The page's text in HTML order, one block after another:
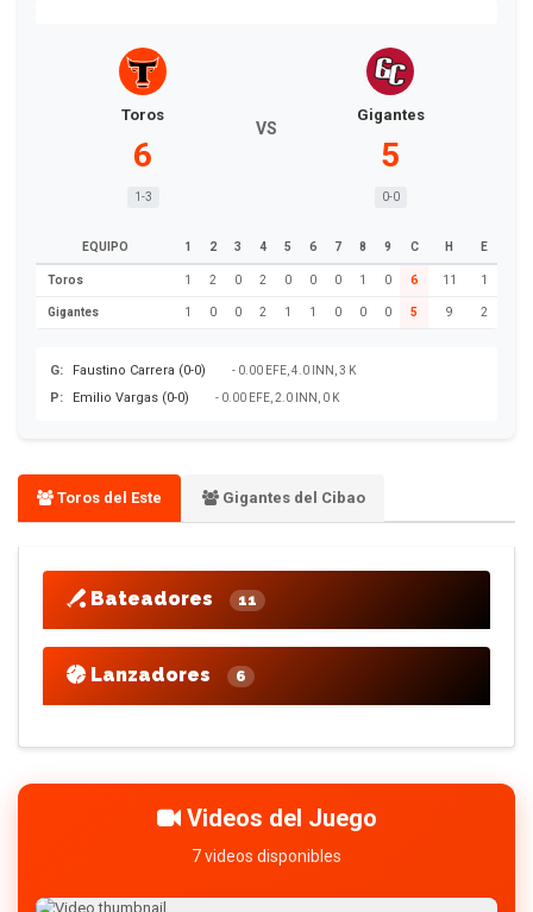
Toros
6
1-3
VS
Gigantes
5
0-0
EQUIPO 1 2 3 4 5 6 7 8 9 C H E
Toros 1 2 0 2 0 0 0 1 0 6 11 1
Gigantes 1 0 0 2 1 1 0 0 0 5 9 2
G: Faustino Carrera (0-0) - 0.00 EFE, 4.0 INN, 3 K
P: Emilio Vargas (0-0) - 0.00 EFE, 2.0 INN, 0 K
Toros del Este Gigantes del Cibao
Bateadores 11
Lanzadores 6
Videos del Juego
7 videos disponibles